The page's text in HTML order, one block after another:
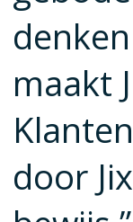
maakt
door